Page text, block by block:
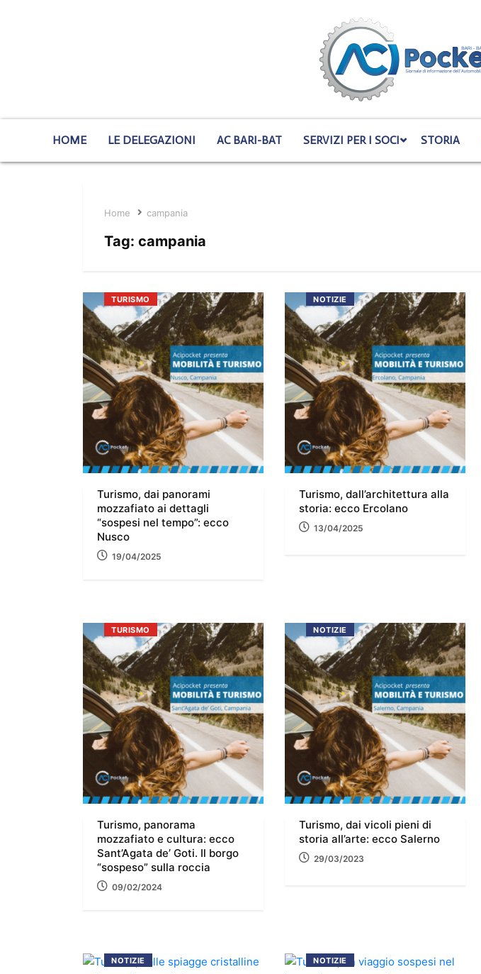
HOME LE DELEGAZIONI AC BARI-BAT SERVIZI PER I SOCI STORIA
Home campania
Tag: campania
TURISMO
Turismo, dai panorami
mozzafiato ai dettagli
“sospesi nel tempo”: ecco
Nusco
19/04/2025
NOTIZIE
Turismo, dall’architettura alla
storia: ecco Ercolano
13/04/2025
TURISMO
Turismo, panorama
mozzafiato e cultura: ecco
Sant’Agata de’ Goti. Il borgo
“sospeso” sulla roccia
09/02/2024
NOTIZIE
Turismo, dai vicoli pieni di
storia all’arte: ecco Salerno
29/03/2023
NOTIZIE NOTIZIE